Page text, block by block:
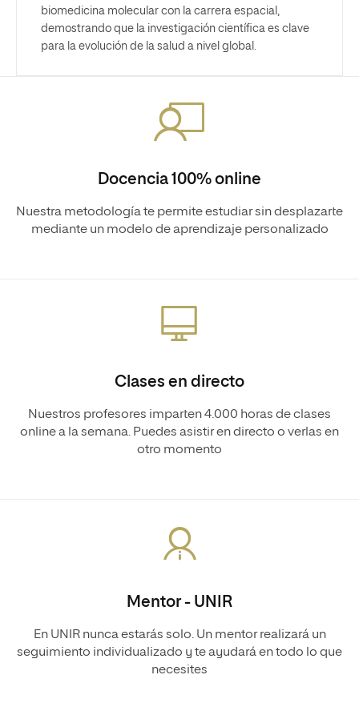
biomedicina molecular con la carrera espacial,
demostrando que la investigación científica es clave
para la evolución de la salud a nivel global.
Docencia 100% online
Nuestra metodología te permite estudiar sin desplazarte
mediante un modelo de aprendizaje personalizado
Clases en directo
Nuestros profesores imparten 4.000 horas de clases
online a la semana. Puedes asistir en directo o verlas en
otro momento
Mentor - UNIR
En UNIR nunca estarás solo. Un mentor realizará un
seguimiento individualizado y te ayudará en todo lo que
necesites